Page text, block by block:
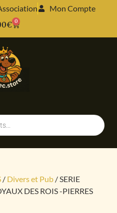
Mon Compte
€ 0
/ Divers et Pub / SERIE
DES ROIS -PIERRES